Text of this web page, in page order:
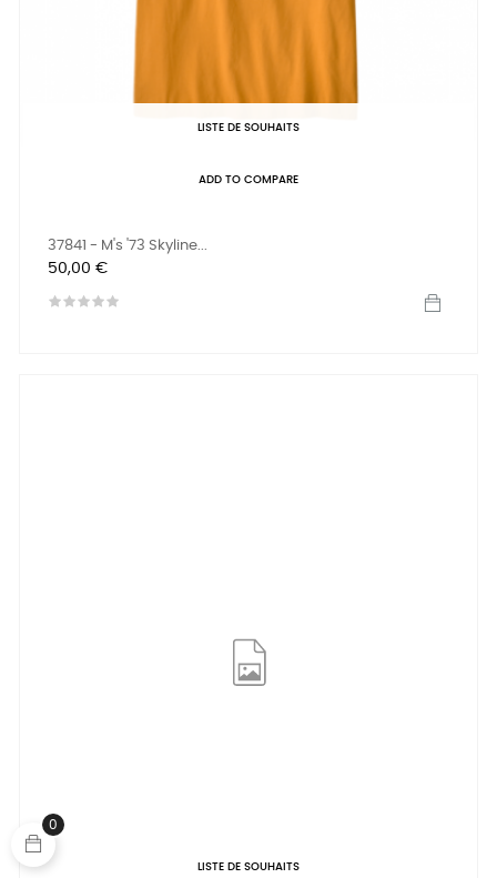
LISTE DE SOUHAITS
ADD TO COMPARE
37841 - M's '73 Skyline...
Prix
50,00 €
LISTE DE SOUHAITS
0